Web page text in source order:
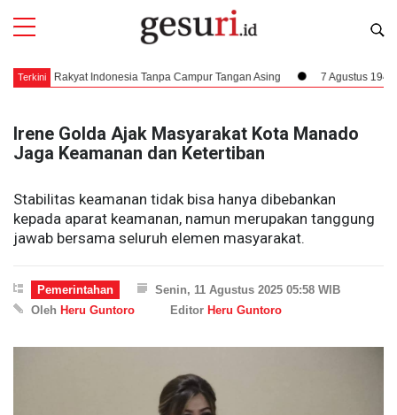
Terkini
Rakyat Indonesia Tanpa Campur Tangan Asing 7 Agustus 1945,
Irene Golda Ajak Masyarakat Kota Manado
Jaga Keamanan dan Ketertiban
Stabilitas keamanan tidak bisa hanya dibebankan
kepada aparat keamanan, namun merupakan tanggung
jawab bersama seluruh elemen masyarakat.
Pemerintahan
Senin, 11 Agustus 2025 05:58 WIB
Oleh Heru Guntoro Editor Heru Guntoro